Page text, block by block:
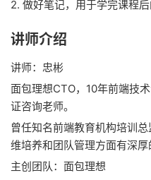
2. 做好笔记，用于学完课程后
讲师介绍
讲师：忠彬
面包理想CTO，10年前端技
证咨询老师。
曾任知名前端教育机构培训
维培养和团队管理方面有深厚
主创团队：面包理想